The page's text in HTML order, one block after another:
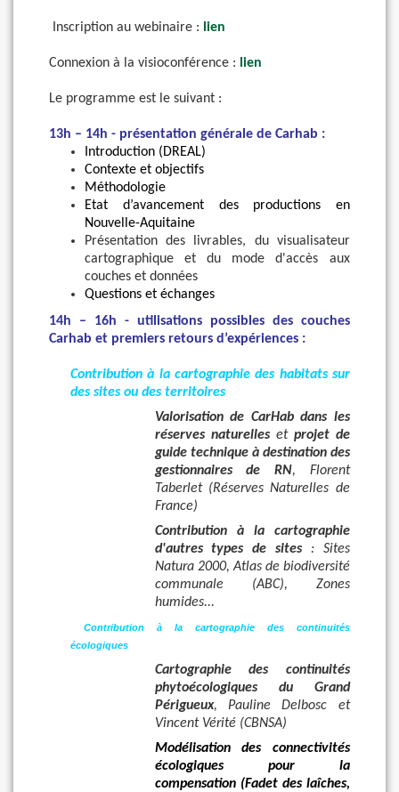
Inscription au webinaire : lien
Connexion à la visioconférence : lien
Le programme est le suivant :
13h – 14h - présentation générale de Carhab :
Introduction (DREAL)
Contexte et objectifs
Méthodologie
Etat d’avancement des productions en
Nouvelle-Aquitaine
Présentation des livrables, du visualisateur
cartographique et du mode d'accès aux
couches et données
Questions et échanges
14h – 16h - utilisations possibles des couches
Carhab et premiers retours d’expériences :
Contribution à la cartographie des habitats sur
des sites ou des territoires
Valorisation de CarHab dans les
réserves naturelleset projet de
guide technique à destination des
gestionnaires de RN, Florent
Taberlet (Réserves Naturelles de
France)
Contribution à la cartographie
d'autres types de sites: Sites
Natura 2000, Atlas de biodiversité
communale (ABC), Zones
humides...
Contribution à la cartographie des continuités
écologiques
Cartographie des continuités
phytoécologiques du Grand
Périgueux, Pauline Delbosc et
Vincent Vérité (CBNSA)
Modélisation des connectivités
écologiques pour la
compensation (Fadet des laîches,